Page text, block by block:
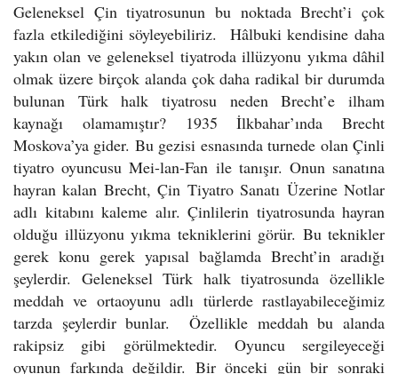
Geleneksel Çin tiyatrosunun bu noktada Brecht’i çok
fazla etkilediğini söyleyebiliriz. Hâlbuki kendisine daha
yakın olan ve geleneksel tiyatroda illüzyonu yıkma dâhil
olmak üzere birçok alanda çok daha radikal bir durumda
bulunan Türk halk tiyatrosu neden Brecht’e ilham
kaynağı olamamıştır? 1935 İlkbahar’ında Brecht
Moskova’ya gider. Bu gezisi esnasında turnede olan Çinli
tiyatro oyuncusu Mei-lan-Fan ile tanışır. Onun sanatına
hayran kalan Brecht, Çin Tiyatro Sanatı Üzerine Notlar
adlı kitabını kaleme alır. Çinlilerin tiyatrosunda hayran
olduğu illüzyonu yıkma tekniklerini görür. Bu teknikler
gerek konu gerek yapısal bağlamda Brecht’in aradığı
şeylerdir. Geleneksel Türk halk tiyatrosunda özellikle
meddah ve ortaoyunu adlı türlerde rastlayabileceğimiz
tarzda şeylerdir bunlar. Özellikle meddah bu alanda
rakipsiz gibi görülmektedir. Oyuncu sergileyeceği
oyunun farkında değildir. Bir önceki gün bir sonraki